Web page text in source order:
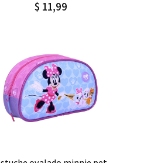
$ 11,99
Agregar Detalle